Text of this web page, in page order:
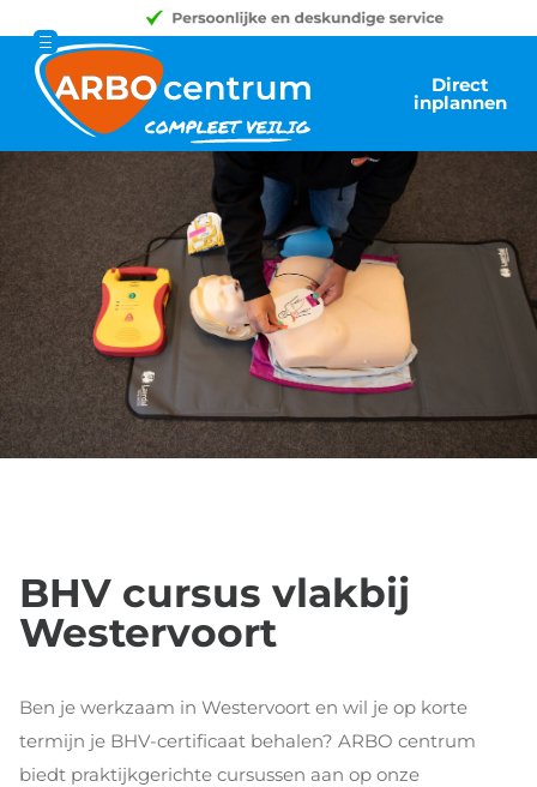
Direct
inplannen
BHV cursus vlakbij
Westervoort
Ben je werkzaam in Westervoort en wil je op korte
termijn je BHV-certificaat behalen? ARBO centrum
biedt praktijkgerichte cursussen aan op onze